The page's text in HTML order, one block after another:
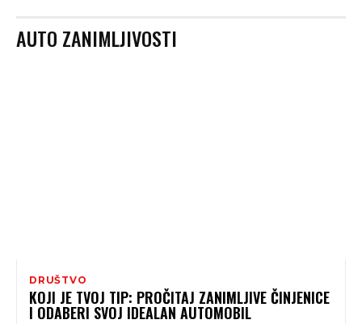
AUTO ZANIMLJIVOSTI
DRUŠTVO
KOJI JE TVOJ TIP: PROČITAJ ZANIMLJIVE ČINJENICE
I ODABERI SVOJ IDEALAN AUTOMOBIL